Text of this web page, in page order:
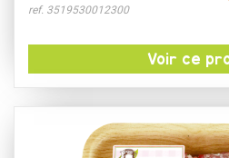
ref. 3519530012300
Voir ce